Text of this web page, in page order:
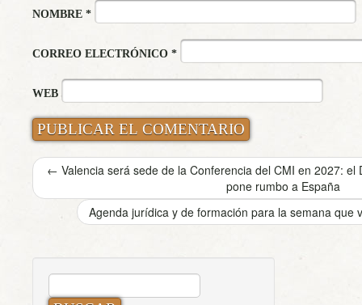
NOMBRE *
CORREO ELECTRÓNICO *
WEB
← Valencia será sede de la Conferencia del CMI en 2027:
pone rumbo a España
Agenda jurídica y de formación para la semana que
BUSCAR: